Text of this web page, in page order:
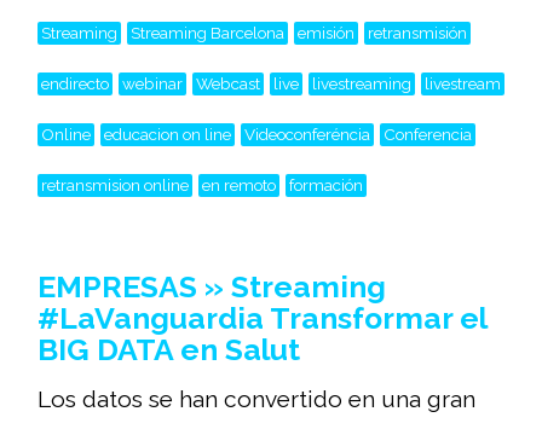
Streaming Streaming Barcelona emisión retransmisión
endirecto webinar Webcast live livestreaming livestream
Online educacion on line Videoconferéncia Conferencia
retransmision online en remoto formación
EMPRESAS » Streaming
#LaVanguardia Transformar el
BIG DATA en Salut
Los datos se han convertido en una gran